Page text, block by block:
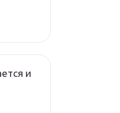
и